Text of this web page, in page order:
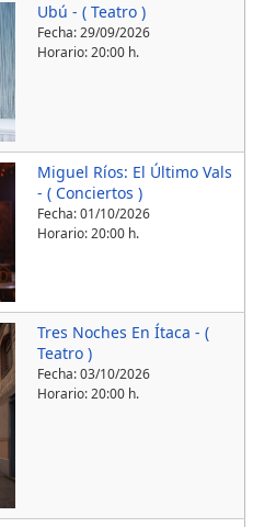
Ubú - ( Teatro )
Fecha:29/09/2026
Horario: 20:00 h.
Miguel Ríos: El Último Vals
- ( Conciertos )
Fecha:01/10/2026
Horario: 20:00 h.
Tres Noches En Ítaca - (
Teatro )
Fecha:03/10/2026
Horario: 20:00 h.